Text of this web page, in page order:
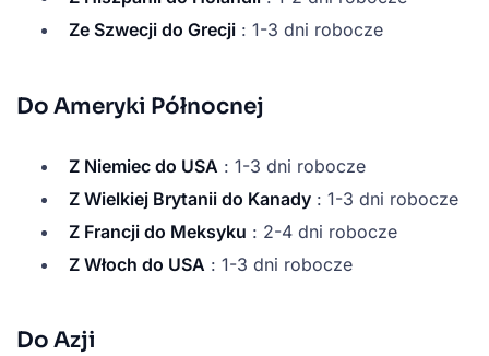
Ze Szwecji do Grecji : 1-3 dni robocze
Do Ameryki Północnej
Z Niemiec do USA : 1-3 dni robocze
Z Wielkiej Brytanii do Kanady : 1-3 dni robocze
Z Francji do Meksyku : 2-4 dni robocze
Z Włoch do USA : 1-3 dni robocze
Do Azji